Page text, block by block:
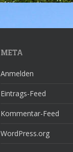
META
Anmelden
Eintrags-Feed
Kommentar-Feed
WordPress.org